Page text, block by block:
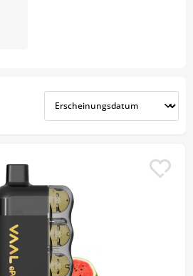
kaufen Sie Ihre VAAL E-
in der Schweiz.